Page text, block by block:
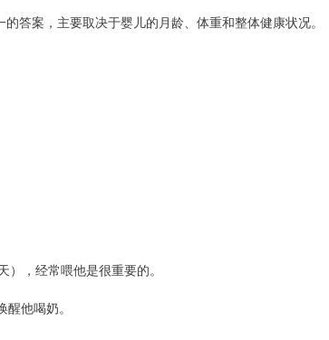
答案，主要取决于婴儿的月龄、体重和整体健康状况。
，经常喂他是很重要的。
他喝奶。